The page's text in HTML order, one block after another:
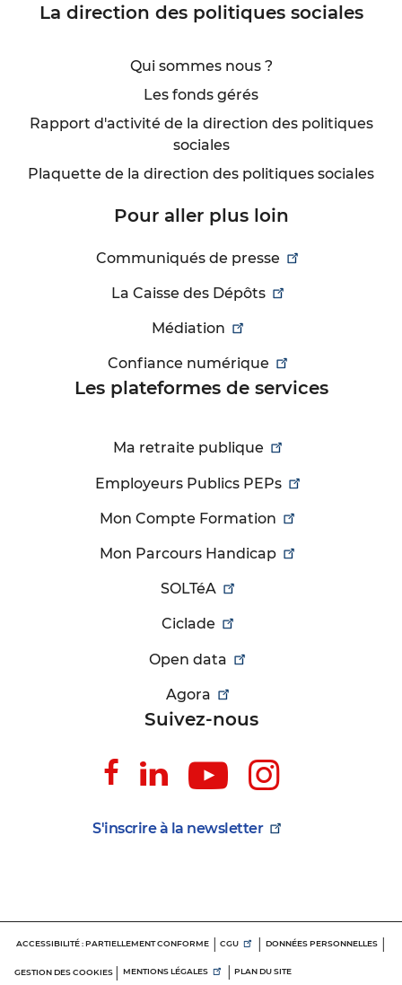
La direction des politiques sociales
Qui sommes nous ?
Les fonds gérés
Rapport d'activité de la direction des politiques
sociales
Plaquette de la direction des politiques sociales
Pour aller plus loin
Communiqués de presse
La Caisse des Dépôts
Médiation
Confiance numérique
Les plateformes de services
Ma retraite publique
Employeurs Publics PEPs
Mon Compte Formation
Mon Parcours Handicap
SOLTéA
Ciclade
Open data
Agora
Suivez-nous
Suivez-
nous
sur
Facebook
Suivez-
nous
sur
Linkedin
Suivez-
nous
sur
Youtube
Suivez-
nous
sur
S'inscrire à la newsletter
Menu
d'informations
ACCESSIBILITÉ : PARTIELLEMENT CONFORME CGU DONNÉES PERSONNELLES
GESTION DES COOKIES MENTIONS LÉGALES PLAN DU SITE